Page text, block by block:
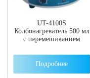
UT-4100S
Колбонагреватель 500 мл
c перемешиванием
Подробнее